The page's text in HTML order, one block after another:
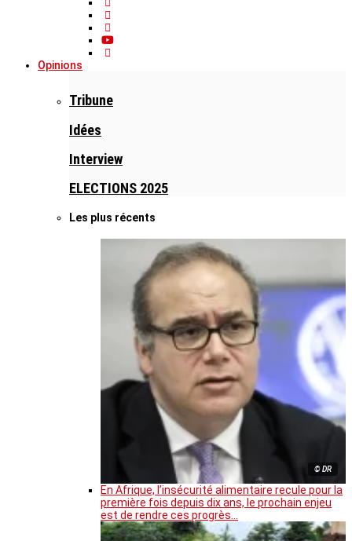
Opinions
Tribune
Idées
Interview
ELECTIONS 2025
Les plus récents
© DR
En Afrique, l’insécurité alimentaire recule pour la
première fois depuis dix ans, le prochain enjeu
est de rendre ces progrès…